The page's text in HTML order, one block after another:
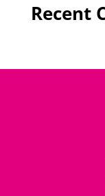
Recent